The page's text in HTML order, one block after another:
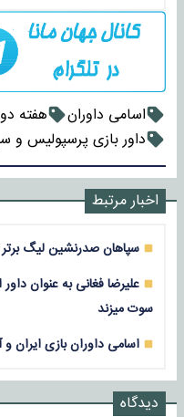
اسامی داوران
هفته
داور بازی پرسپولیس و
اخبار مرتبط
سپاهان صدرنشین لیگ
علیرضا فغانی به عنوان داور
سوت میزند
اسامی داوران بازی ایران و
دیدگاه